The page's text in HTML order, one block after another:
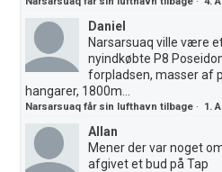
Daniel
Narsarsuaq ville være
nyindkøbte P8
forpladsen, masser af
hangarer, 1800m...
Narsarsuaq får sin lufthavn tilbage · 1.
Allan
Mener der var noget
afgivet et bud på Tap